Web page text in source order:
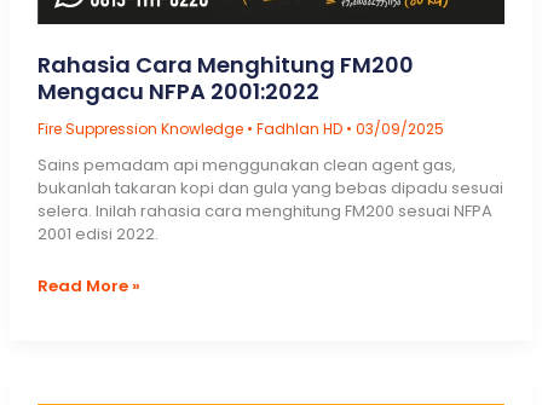
Rahasia Cara Menghitung FM200
Mengacu NFPA 2001:2022
Fire Suppression Knowledge• Fadhlan HD • 03/09/2025
Sains pemadam api menggunakan clean agent gas,
bukanlah takaran kopi dan gula yang bebas dipadu sesuai
selera. Inilah rahasia cara menghitung FM200 sesuai NFPA
2001 edisi 2022.
Rahasia
NFPA
Read More »